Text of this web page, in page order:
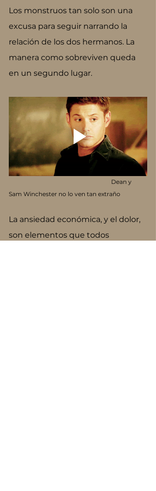
Los monstruos tan solo son una
excusa para seguir narrando la
relación de los dos hermanos. La
manera como sobreviven queda
en un segundo lugar.
Sam Winchester no lo ven tan extraño
La ansiedad económica, y el dolor,
son elementos que todos